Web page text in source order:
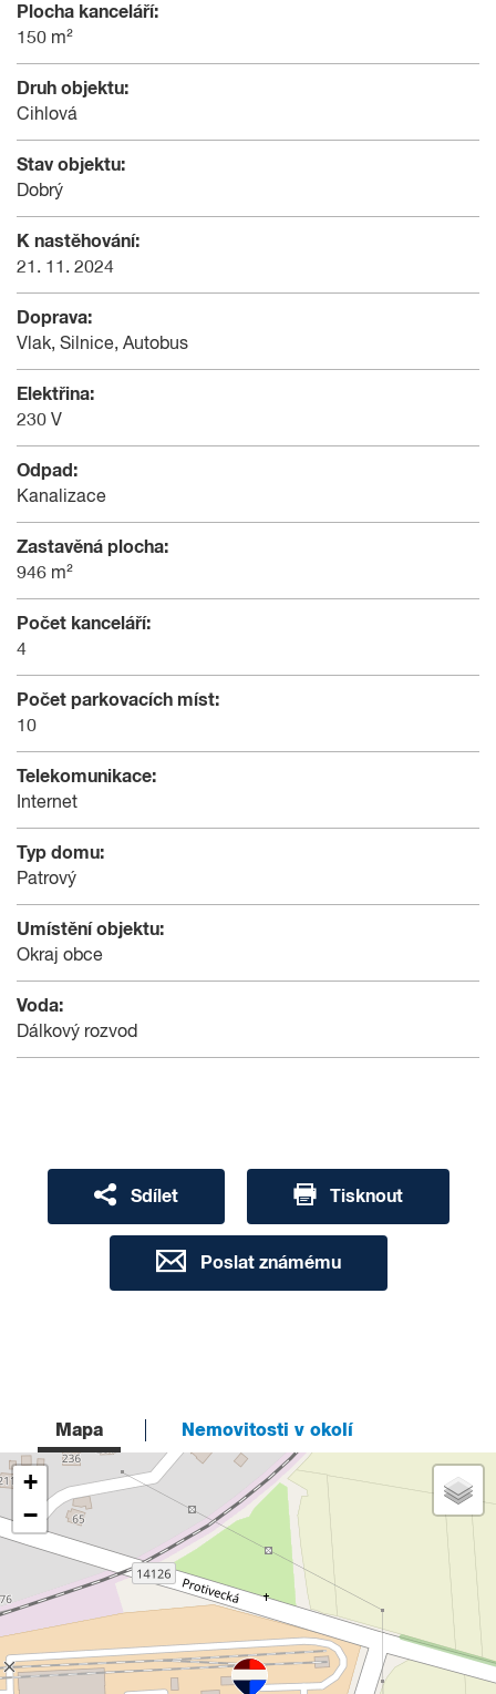
Plocha kanceláří:
150 m²
Druh objektu:
Cihlová
Stav objektu:
Dobrý
K nastěhování:
21. 11. 2024
Doprava:
Vlak, Silnice, Autobus
Elektřina:
230 V
Odpad:
Kanalizace
Zastavěná plocha:
946 m²
Počet kanceláří:
4
Počet parkovacích míst:
10
Telekomunikace:
Internet
Typ domu:
Patrový
Umístění objektu:
Okraj obce
Voda:
Dálkový rozvod
Sdílet Tisknout
Poslat známému
Mapa Nemovitosti v okolí
+
−